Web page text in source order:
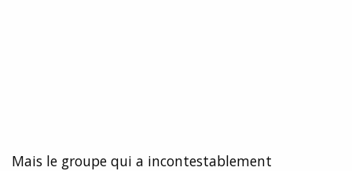
Mais le groupe qui a incontestablement